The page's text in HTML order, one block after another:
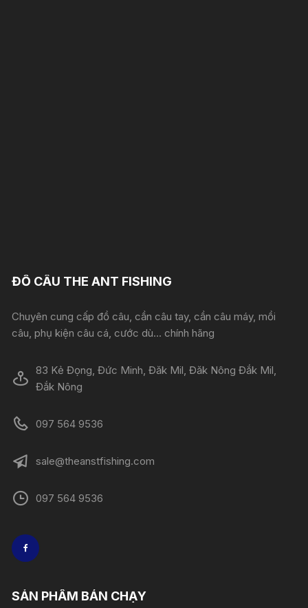
ĐỒ CÂU THE ANT FISHING
Chuyên cung cấp đồ câu, cần câu tay, cần câu máy, mồi
câu, phụ kiện câu cá, cước dù... chính hãng
83 Kẻ Đọng, Đức Minh, Đăk Mil, Đăk Nông Đắk Mil,
Đắk Nông
097 564 9536
sale@theanstfishing.com
097 564 9536
SẢN PHẨM BÁN CHẠY